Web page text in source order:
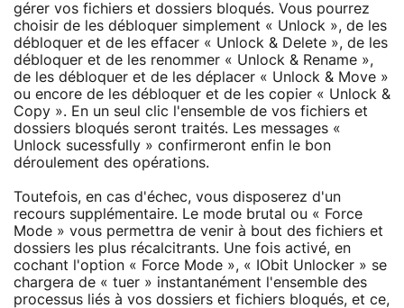
gérer vos fichiers et dossiers bloqués. Vous pourrez
choisir de les débloquer simplement « Unlock », de les
débloquer et de les effacer « Unlock & Delete », de les
débloquer et de les renommer « Unlock & Rename »,
de les débloquer et de les déplacer « Unlock & Move »
ou encore de les débloquer et de les copier « Unlock &
Copy ». En un seul clic l'ensemble de vos fichiers et
dossiers bloqués seront traités. Les messages «
Unlock sucessfully » confirmeront enfin le bon
déroulement des opérations.
Toutefois, en cas d'échec, vous disposerez d'un
recours supplémentaire. Le mode brutal ou « Force
Mode » vous permettra de venir à bout des fichiers et
dossiers les plus récalcitrants. Une fois activé, en
cochant l'option « Force Mode », « IObit Unlocker » se
chargera de « tuer » instantanément l'ensemble des
processus liés à vos dossiers et fichiers bloqués, et ce,